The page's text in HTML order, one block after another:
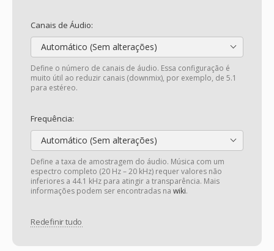
Canais de Áudio:
Automático (Sem alterações)
Define o número de canais de áudio. Essa configuração é
muito útil ao reduzir canais (downmix), por exemplo, de 5.1
para estéreo.
Frequência:
Automático (Sem alterações)
Define a taxa de amostragem do áudio. Música com um
espectro completo (20 Hz – 20 kHz) requer valores não
inferiores a 44.1 kHz para atingir a transparência. Mais
informações podem ser encontradas na wiki.
Redefinir tudo